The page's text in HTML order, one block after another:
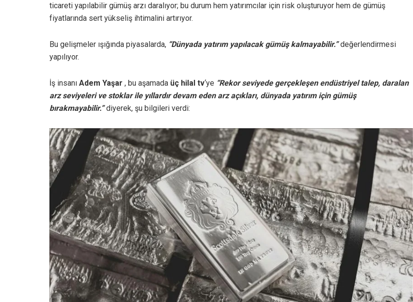
ticareti yapılabilir gümüş arzı daralıyor; bu durum hem yatırımcılar için risk oluşturuyor hem de gümüş
fiyatlarında sert yükseliş ihtimalini artırıyor.
Bu gelişmeler ışığında piyasalarda, “Dünyada yatırım yapılacak gümüş kalmayabilir.”değerlendirmesi
yapılıyor.
İş insanı Adem Yaşar , bu aşamada üç hilal tv‘ye “Rekor seviyede gerçekleşen endüstriyel talep, daralan
arz seviyeleri ve stoklar ile yıllardır devam eden arz açıkları, dünyada yatırım için gümüş
bırakmayabilir.”diyerek, şu bilgileri verdi: